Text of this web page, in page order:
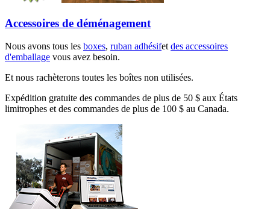
Accessoires de déménagement
Nous avons tous les boxes, ruban adhésifet des accessoires
d'emballage vous avez besoin.
Et nous rachèterons toutes les boîtes non utilisées.
Expédition gratuite des commandes de plus de 50 $ aux États
limitrophes et des commandes de plus de 100 $ au Canada.